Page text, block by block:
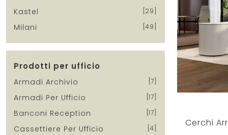
Kastel 29
Milani 49
Prodotti per ufficio
Armadi Archivio 7
Armadi Per Ufficio 17
Banconi Reception 17
Cassettiere Per Ufficio 4